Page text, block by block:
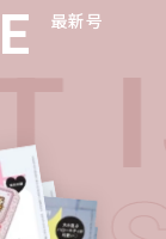
最新号